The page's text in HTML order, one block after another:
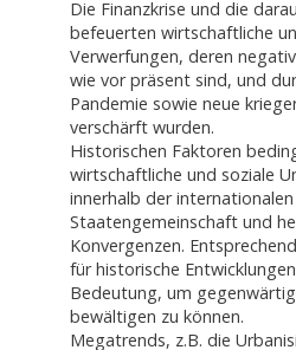
Die Finanzkrise und die
befeuerten wirtschaftliche
Verwerfungen, deren
wie vor präsent sind, und
Pandemie sowie neue
verschärft wurden.
Historischen Faktoren
wirtschaftliche und soziale
innerhalb der internationalen
Staatengemeinschaft und
Konvergenzen.
für historische
Bedeutung, um
bewältigen zu können.
Megatrends, z.B. die